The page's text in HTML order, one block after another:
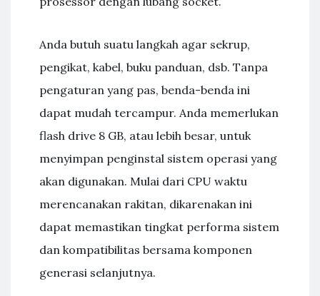
Anda butuh suatu langkah agar sekrup,
pengikat, kabel, buku panduan, dsb. Tanpa
pengaturan yang pas, benda-benda ini
dapat mudah tercampur. Anda memerlukan
flash drive 8 GB, atau lebih besar, untuk
menyimpan penginstal sistem operasi yang
akan digunakan. Mulai dari CPU waktu
merencanakan rakitan, dikarenakan ini
dapat memastikan tingkat performa sistem
dan kompatibilitas bersama komponen
generasi selanjutnya.